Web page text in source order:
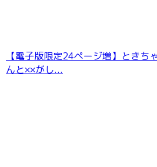
【電子版限定24ページ増】ときち
んと××がし...